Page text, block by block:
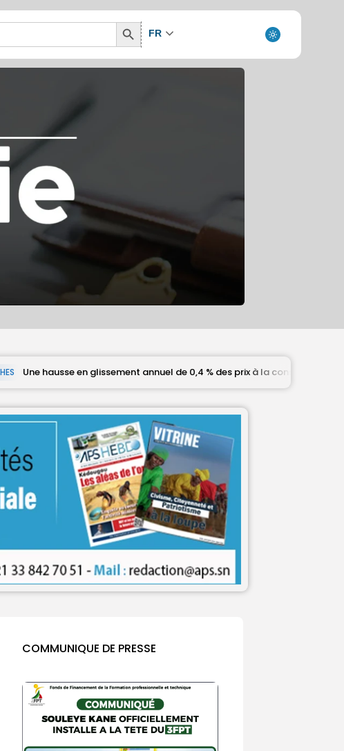
Search
Button
FR
annuel de 0,4 % des prix à la consommation en juin
COMMUNIQUE DE PRESSE